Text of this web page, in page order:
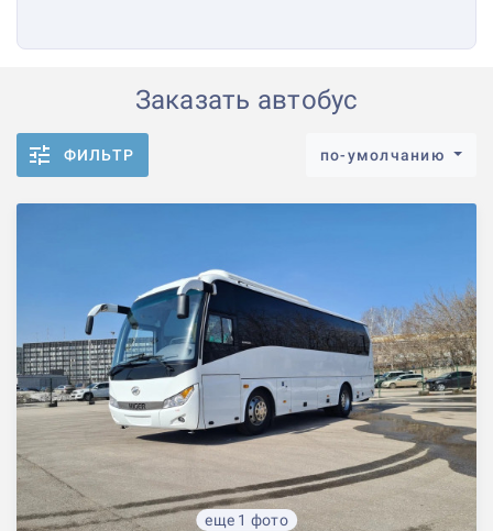
Заказать автобус
ФИЛЬТР по-умолчанию
еще 1 фото